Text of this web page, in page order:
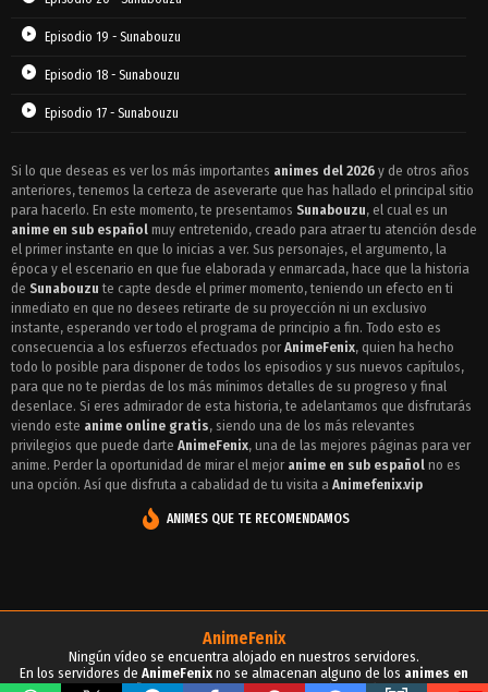
Episodio 19 - Sunabouzu
Episodio 18 - Sunabouzu
Episodio 17 - Sunabouzu
Episodio 15 - Sunabouzu
Episodio 14 - Sunabouzu
Episodio 13 - Sunabouzu
Episodio 12 - Sunabouzu
Episodio 11 - Sunabouzu
Episodio 10 - Sunabouzu
Episodio 9 - Sunabouzu
Episodio 8 - Sunabouzu
Episodio 7 - Sunabouzu
Episodio 6 - Sunabouzu
Episodio 4 - Sunabouzu
Episodio 3 - Sunabouzu
Episodio 2 - Sunabouzu
Si lo que deseas es ver los más importantes animes del 2026 y de otros años
anteriores, tenemos la certeza de aseverarte que has hallado el principal sitio
para hacerlo. En este momento, te presentamos Sunabouzu, el cual es un
anime en sub español muy entretenido, creado para atraer tu atención desde
el primer instante en que lo inicias a ver. Sus personajes, el argumento, la
época y el escenario en que fue elaborada y enmarcada, hace que la historia
de Sunabouzu te capte desde el primer momento, teniendo un efecto en ti
inmediato en que no desees retirarte de su proyección ni un exclusivo
instante, esperando ver todo el programa de principio a fin. Todo esto es
consecuencia a los esfuerzos efectuados por AnimeFenix, quien ha hecho
todo lo posible para disponer de todos los episodios y sus nuevos capítulos,
para que no te pierdas de los más mínimos detalles de su progreso y final
desenlace. Si eres admirador de esta historia, te adelantamos que disfrutarás
viendo este anime online gratis, siendo una de los más relevantes
privilegios que puede darte AnimeFenix, una de las mejores páginas para ver
anime. Perder la oportunidad de mirar el mejor anime en sub español no es
una opción. Así que disfruta a cabalidad de tu visita a Animefenix.vip
ANIMES QUE TE RECOMENDAMOS
AnimeFenix
Ningún vídeo se encuentra alojado en nuestros servidores.
En los servidores de AnimeFenix no se almacenan alguno de los animes en